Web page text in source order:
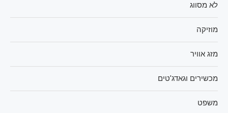
לא מסווג
מוזיקה
מזג אוויר
מכשירים וגאדג'טים
משפט